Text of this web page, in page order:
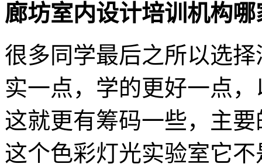
廊坊室内设计培训机构
很多同学最后之所以选
实一点，学的更好一点
这就更有筹码一些，主
这个色彩灯光实验室它